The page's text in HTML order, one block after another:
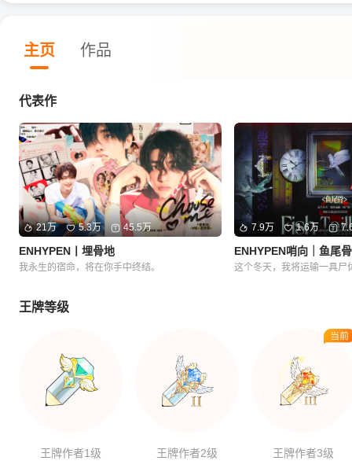
主页 作品
代表作
21万 5.3万 45.5万
ENHYPEN丨埋骨地
我永生的宿命，将在你手中终结。
7.9万 1.6万
ENHYPEN哨向｜鱼尾骨
这个冬天，我将运输一具尸
王牌等级
王牌作者1级 王牌作者2级 王牌作者3级